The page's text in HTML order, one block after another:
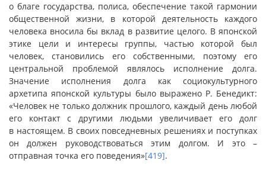
о благе государства, полиса, обеспечение такой гармонии
общественной жизни, в которой деятельность каждого
человека вносила бы вклад в развитие целого. В японской
этике цели и интересы группы, частью которой был
человек, становились его собственными, поэтому его
центральной проблемой являлось исполнение долга.
Значение исполнения долга как социокультурного
архетипа японской культуры было выражено Р. Бенедикт:
«Человек не только должник прошлого, каждый день любой
его контакт с другими людьми увеличивает его долг
в настоящем. В своих повседневных решениях и поступках
он должен руководствоваться этим долгом. И это –
отправная точка его поведения»[419].